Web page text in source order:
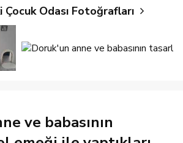
Çocuk Odası Fotoğrafları
ve babasının